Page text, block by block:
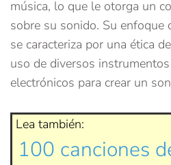
música, lo que le otorga un
sobre su sonido. Su enfoque
se caracteriza por una ética
uso de diversos
electrónicos para crear un
Lea también:
100 canciones